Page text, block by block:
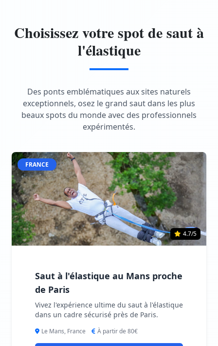
Choisissez votre spot de saut à
l'élastique
Des ponts emblématiques aux sites naturels
exceptionnels, osez le grand saut dans les plus
beaux spots du monde avec des professionnels
expérimentés.
FRANCE
4.7/5
Saut à l'élastique au Mans proche
de Paris
Vivez l'expérience ultime du saut à l'élastique
dans un cadre sécurisé près de Paris.
Le Mans, France À partir de 80€